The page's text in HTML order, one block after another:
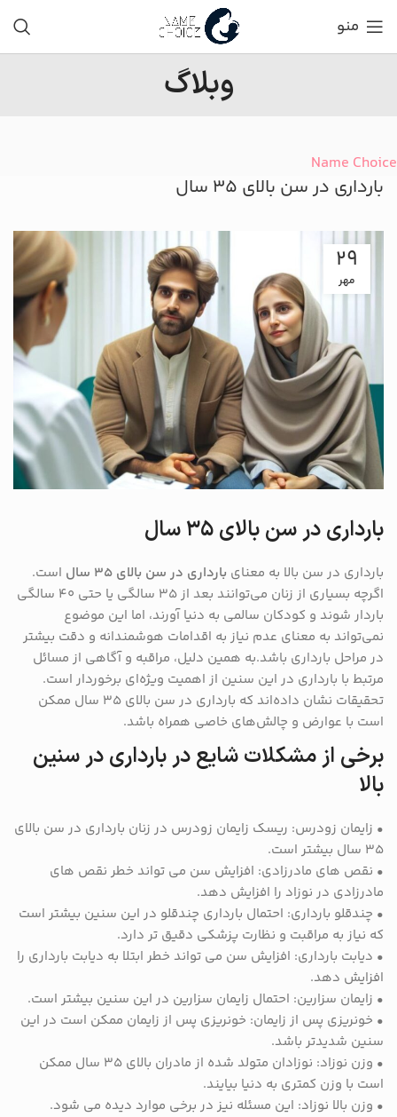
منو
وبلاگ
Name Choice
بارداری در سن بالای ۳۵ سال
29
مهر
بارداری در سن بالای ۳۵ سال
بارداری در سن بالا به معنای بارداری در سن بالای ۳۵ سال
است.
اگرچه بسیاری از زنان می‌توانند بعد از ۳۵ سالگی یا حتی ۴۰ سالگی
باردار شوند و کودکان سالمی به دنیا آورند، اما این موضوع
نمی‌تواند به معنای عدم نیاز به اقدامات هوشمندانه و دقت بیشتر
در مراحل بارداری باشد.به همین دلیل، مراقبه و آگاهی از مسائل
مرتبط با بارداری در این سنین از اهمیت ویژه‌ای برخوردار است.
تحقیقات نشان داده‌اند که بارداری در سن بالای ۳۵ سال ممکن
است با عوارض و چالش‌های خاصی همراه باشد.
برخی از مشکلات شایع در بارداری در سنین
بالا
• زایمان زودرس: ریسک زایمان زودرس در زنان بارداری در سن بالای
۳۵ سال بیشتر است.
• نقص های مادرزادی: افزایش سن می تواند خطر نقص های
مادرزادی در نوزاد را افزایش دهد.
• چندقلو بارداری: احتمال بارداری چندقلو در این سنین بیشتر است
که نیاز به مراقبت و نظارت پزشکی دقیق تر دارد.
• دیابت بارداری: افزایش سن می تواند خطر ابتلا به دیابت بارداری را
افزایش دهد.
• زایمان سزارین: احتمال زایمان سزارین در این سنین بیشتر است.
• خونریزی پس از زایمان: خونریزی پس از زایمان ممکن است در این
سنین شدیدتر باشد.
• وزن نوزاد: نوزادان متولد شده از مادران بالای ۳۵ سال ممکن
است با وزن کمتری به دنیا بیایند.
• وزن بالا نوزاد: این مسئله نیز در برخی موارد دیده می شود.